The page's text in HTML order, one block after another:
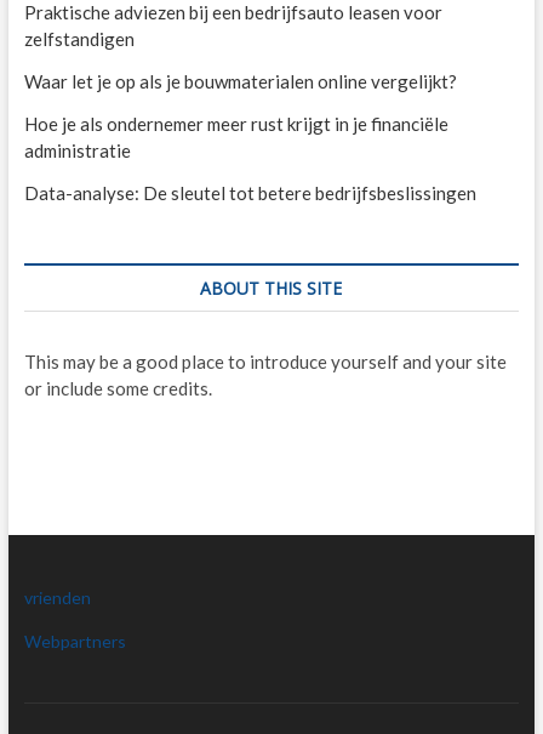
Praktische adviezen bij een bedrijfsauto leasen voor
zelfstandigen
Waar let je op als je bouwmaterialen online vergelijkt?
Hoe je als ondernemer meer rust krijgt in je financiële
administratie
Data-analyse: De sleutel tot betere bedrijfsbeslissingen
ABOUT THIS SITE
This may be a good place to introduce yourself and your site
or include some credits.
vrienden
Webpartners